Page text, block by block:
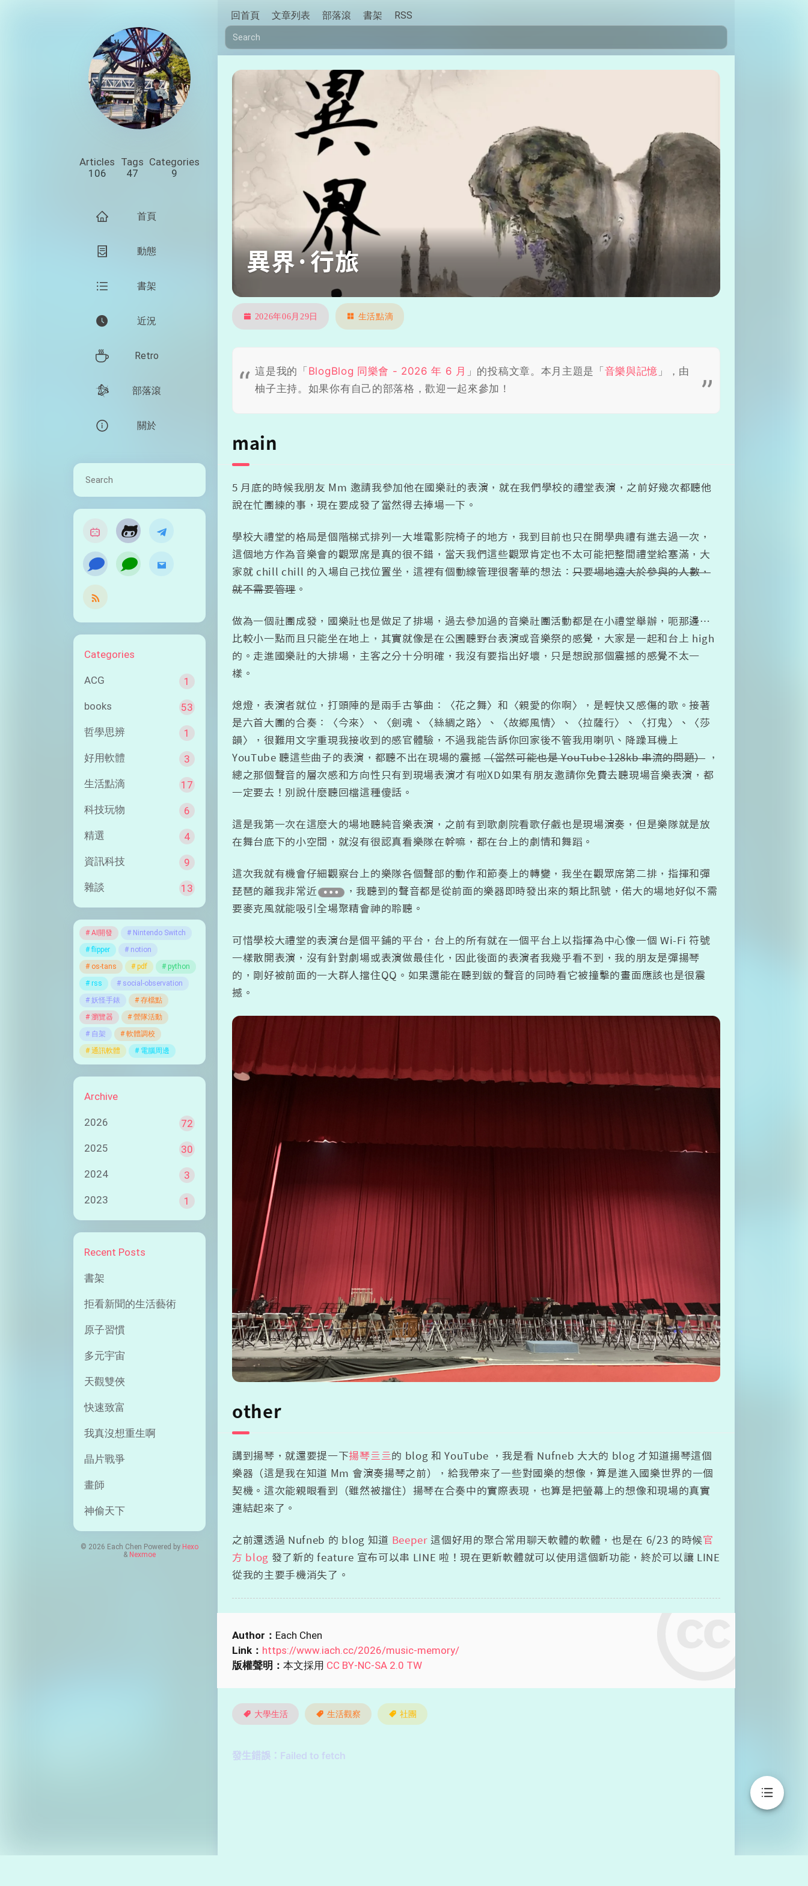
回首頁 文章列表 部落滾 書架 RSS
Articles
106
Tags
47
Categories
9
首頁
動態
書架
近況
Retro
部落滾
關於

󰭹 󰭹
Categories
ACG 1
books 53
哲學思辨 1
好用軟體 3
生活點滴 17
科技玩物 6
精選 4
資訊科技 9
雜談 13
AI開發
Nintendo Switch
flipper
notion
os-tans
pdf
python
rss
social-observation
妖怪手錶
存檔點
瀏覽器
營隊活動
自架
軟體調校
通訊軟體
電腦周邊
Archive
2026 72
2025 30
2024 3
2023 1
Recent Posts
書架
拒看新聞的生活藝術
原子習慣
多元宇宙
天觀雙俠
快速致富
我真沒想重生啊
晶片戰爭
畫師
神偷天下
© 2026 Each Chen Powered by Hexo
& Nexmoe
異界·行旅
2026年06月29日 生活點滴
這是我的「 BlogBlog 同樂會 - 2026 年 6 月 」的投稿文章。本月主題是「 音樂與記憶 」，由
柚子主持。如果你有自己的部落格，歡迎一起來參加！
main
5 月底的時候我朋友 Mm 邀請我參加他在國樂社的表演，就在我們學校的禮堂表演，之前好幾次都聽他
說在忙團練的事，現在要成發了當然得去捧場一下。
學校大禮堂的格局是個階梯式排列一大堆電影院椅子的地方，我到目前也只在開學典禮有進去過一次，
這個地方作為音樂會的觀眾席是真的很不錯，當天我們這些觀眾肯定也不太可能把整間禮堂給塞滿，大
家就 chill chill 的入場自己找位置坐，這裡有個動線管理很奢華的想法：只要場地遠大於參與的人數，
就不需要管理 。
做為一個社團成發，國樂社也是做足了排場，過去參加過的音樂社團活動都是在小禮堂舉辦，呃那邊…
比較小一點而且只能坐在地上，其實就像是在公園聽野台表演或音樂祭的感覺，大家是一起和台上 high
的。走進國樂社的大排場，主客之分十分明確，我沒有要指出好壞，只是想說那個震撼的感覺不太一
樣。
熄燈，表演者就位，打頭陣的是兩手古箏曲：〈花之舞〉和〈親愛的你啊〉，是輕快又感傷的歌。接著
是六首大團的合奏：〈今來〉、〈劍魂、〈絲綢之路〉、〈故鄉風情〉、〈拉薩行〉、〈打鬼〉、〈莎
韻〉，很難用文字重現我接收到的感官體驗，不過我能告訴你回家後不管我用喇叭、降躁耳機上
YouTube 聽這些曲子的表演，都聽不出在現場的震撼（當然可能也是 YouTube 128kb 串流的問題） ，
總之那個聲音的層次感和方向性只有到現場表演才有啦XD如果有朋友邀請你免費去聽現場音樂表演，都
一定要去！別說什麼聽回檔這種傻話。
這是我第一次在這麼大的場地聽純音樂表演，之前有到歌劇院看歌仔戲也是現場演奏，但是樂隊就是放
在舞台底下的小空間，就沒有很認真看樂隊在幹嘛，都在台上的劇情和舞蹈。
這次我就有機會仔細觀察台上的樂隊各個聲部的動作和節奏上的轉變，我坐在觀眾席第二排，指揮和彈
琵琶的離我非常近
，我聽到的聲音都是從前面的樂器即時發出來的類比訊號，偌大的場地好似不需
要麥克風就能吸引全場聚精會神的聆聽。
可惜學校大禮堂的表演台是個平鋪的平台，台上的所有就在一個平台上以指揮為中心像一個 Wi-Fi 符號
一樣散開表演，沒有針對劇場或表演做最佳化，因此後面的表演者我幾乎看不到，我的朋友是彈揚琴
的，剛好被前面的一大群人擋住QQ。如果還能在聽到鈸的聲音的同時看它被撞擊的畫面應該也是很震
撼。
other
講到揚琴，就還要提一下揚琴亖亖的 blog 和 YouTube ，我是看 Nufneb 大大的 blog 才知道揚琴這個
樂器（這是我在知道 Mm 會演奏揚琴之前），給我帶來了一些對國樂的想像，算是進入國樂世界的一個
契機。這次能親眼看到（雖然被擋住）揚琴在合奏中的實際表現，也算是把螢幕上的想像和現場的真實
連結起來了。
之前還透過 Nufneb 的 blog 知道 Beeper 這個好用的聚合常用聊天軟體的軟體，也是在 6/23 的時候官
方 blog 發了新的 feature 宣布可以串 LINE 啦！現在更新軟體就可以使用這個新功能，終於可以讓 LINE
從我的主要手機消失了。
Author： Each Chen
Link： https://www.iach.cc/2026/music-memory/
版權聲明： 本文採用 CC BY-NC-SA 2.0 TW
大學生活 生活觀察 社團